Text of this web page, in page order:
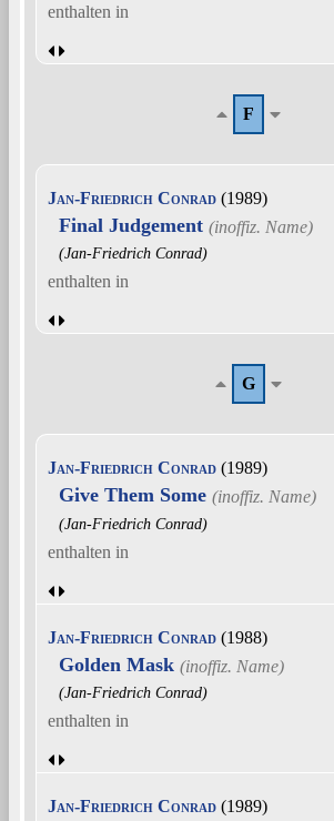
enthalten in
F
Jan-Friedrich Conrad (1989)
Final Judgement
(Jan-Friedrich Conrad)
enthalten in
G
Jan-Friedrich Conrad (1989)
Give Them Some
(Jan-Friedrich Conrad)
enthalten in
Jan-Friedrich Conrad (1988)
Golden Mask
(Jan-Friedrich Conrad)
enthalten in
Jan-Friedrich Conrad (1989)